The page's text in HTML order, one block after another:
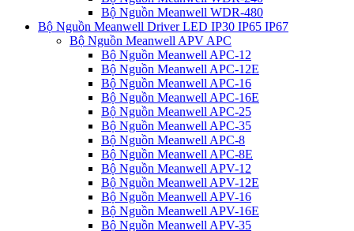
Bộ Nguồn Meanwell WDR-480
Bộ Nguồn Meanwell Driver LED IP30 IP65 IP67
Bộ Nguồn Meanwell APV APC
Bộ Nguồn Meanwell APC-12
Bộ Nguồn Meanwell APC-12E
Bộ Nguồn Meanwell APC-16
Bộ Nguồn Meanwell APC-16E
Bộ Nguồn Meanwell APC-25
Bộ Nguồn Meanwell APC-35
Bộ Nguồn Meanwell APC-8
Bộ Nguồn Meanwell APC-8E
Bộ Nguồn Meanwell APV-12
Bộ Nguồn Meanwell APV-12E
Bộ Nguồn Meanwell APV-16
Bộ Nguồn Meanwell APV-16E
Bộ Nguồn Meanwell APV-35